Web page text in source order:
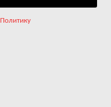
Политику